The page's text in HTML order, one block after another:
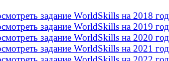
задание WorldSkills на 2018 год
задание WorldSkills на 2019 год
задание WorldSkills на 2020 год
задание WorldSkills на 2021 год